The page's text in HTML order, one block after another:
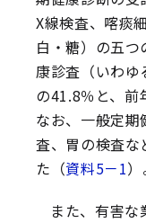
X線検査、喀痰
白・糖）の五
康診査（いわゆ
の41.8％と、前
なお、一般定
査、胃の検査な
た（資料5－1）
また、有害